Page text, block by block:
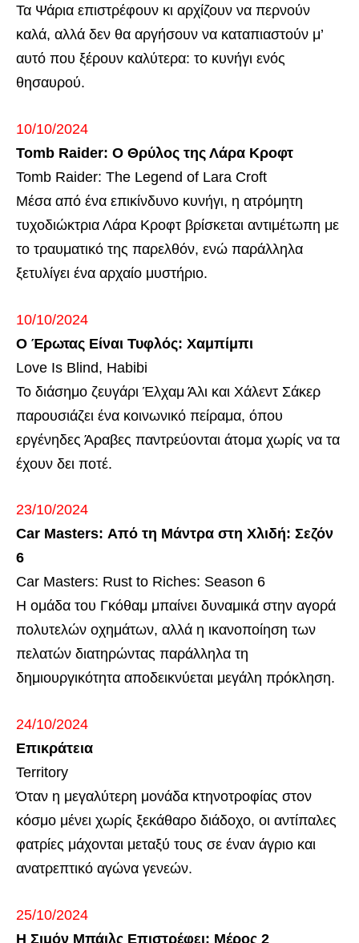
Τα Ψάρια επιστρέφουν κι αρχίζουν να περνούν
καλά, αλλά δεν θα αργήσουν να καταπιαστούν μ’
αυτό που ξέρουν καλύτερα: το κυνήγι ενός
θησαυρού.
10/10/2024
Tomb Raider: Ο Θρύλος της Λάρα Κροφτ
Tomb Raider: The Legend of Lara Croft
Μέσα από ένα επικίνδυνο κυνήγι, η ατρόμητη
τυχοδιώκτρια Λάρα Κροφτ βρίσκεται αντιμέτωπη με
το τραυματικό της παρελθόν, ενώ παράλληλα
ξετυλίγει ένα αρχαίο μυστήριο.
10/10/2024
Ο Έρωτας Είναι Τυφλός: Χαμπίμπι
Love Is Blind, Habibi
Το διάσημο ζευγάρι Έλχαμ Άλι και Χάλεντ Σάκερ
παρουσιάζει ένα κοινωνικό πείραμα, όπου
εργένηδες Άραβες παντρεύονται άτομα χωρίς να τα
έχουν δει ποτέ.
23/10/2024
Car Masters: Από τη Μάντρα στη Χλιδή: Σεζόν
6
Car Masters: Rust to Riches: Season 6
Η ομάδα του Γκόθαμ μπαίνει δυναμικά στην αγορά
πολυτελών οχημάτων, αλλά η ικανοποίηση των
πελατών διατηρώντας παράλληλα τη
δημιουργικότητα αποδεικνύεται μεγάλη πρόκληση.
24/10/2024
Επικράτεια
Territory
Όταν η μεγαλύτερη μονάδα κτηνοτροφίας στον
κόσμο μένει χωρίς ξεκάθαρο διάδοχο, οι αντίπαλες
φατρίες μάχονται μεταξύ τους σε έναν άγριο και
ανατρεπτικό αγώνα γενεών.
25/10/2024
Η Σιμόν Μπάιλς Επιστρέφει: Μέρος 2